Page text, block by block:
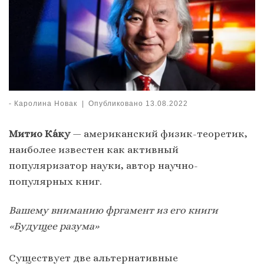
- Каролина Новак | Опубликовано 13.08.2022
Митио Ка́ку— американский физик-теоретик,
наиболее известен как активный
популяризатор науки, автор научно-
популярных книг.
Вашему вниманию фргамент из его книги
«Будущее разума»
Существует две альтернативные